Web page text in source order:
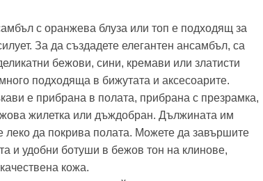
с оранжева блуза или топ е подходящ за
За да създадете елегантен ансамбъл, са
бежови, сини, кремави или златисти
подходяща в бижутата и аксесоарите.
е прибрана в полата, прибрана с презрамка,
жилетка или дъждобран. Дължината им
леко да покрива полата. Можете да завършите
и удобни ботуши в бежов тон на клинове,
кожа.